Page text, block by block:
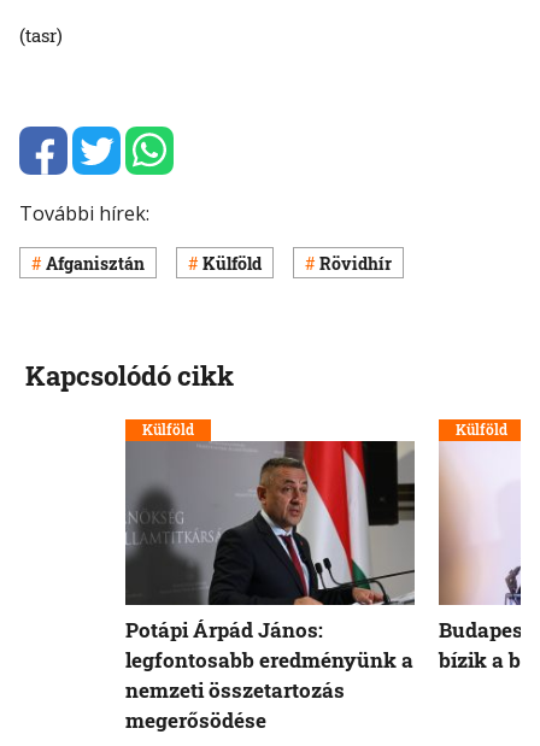
(tasr)
További hírek:
Afganisztán Külföld Rövidhír
Kapcsolódó cikk
Külföld
Potápi Árpád János:
legfontosabb eredményünk a
nemzeti összetartozás
megerősödése
Külföld
Budapest
bízik a